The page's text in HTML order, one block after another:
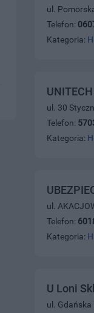
ul.
Telefon:
Kategoria:
ul. 30
Telefon:
Kategoria:
ul.
Telefon:
Kategoria:
U Loni
ul. Gdańska